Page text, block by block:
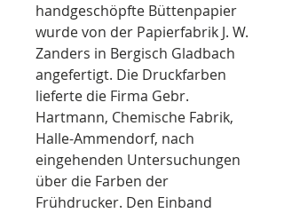
handgeschöpfte Büttenpapier
wurde von der Papierfabrik J. W.
Zanders in Bergisch Gladbach
angefertigt. Die Druckfarben
lieferte die Firma Gebr.
Hartmann, Chemische Fabrik,
Halle-Ammendorf, nach
eingehenden Untersuchungen
über die Farben der
Frühdrucker. Den Einband